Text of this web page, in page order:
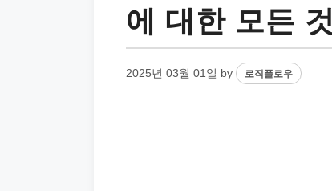
에 대한 모든 것
2025년 03월 01일 by 로직플로우